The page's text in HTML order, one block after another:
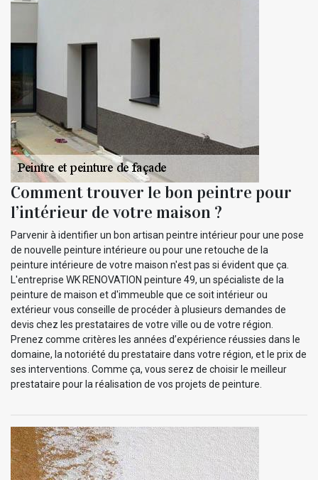
Comment trouver le bon peintre pour
l’intérieur de votre maison ?
Parvenir à identifier un bon artisan peintre intérieur pour une pose
de nouvelle peinture intérieure ou pour une retouche de la
peinture intérieure de votre maison n'est pas si évident que ça.
L'entreprise WK RENOVATION peinture 49, un spécialiste de la
peinture de maison et d'immeuble que ce soit intérieur ou
extérieur vous conseille de procéder à plusieurs demandes de
devis chez les prestataires de votre ville ou de votre région.
Prenez comme critères les années d’expérience réussies dans le
domaine, la notoriété du prestataire dans votre région, et le prix de
ses interventions. Comme ça, vous serez de choisir le meilleur
prestataire pour la réalisation de vos projets de peinture.